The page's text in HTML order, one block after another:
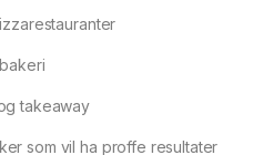
takeaway
som vil ha proffe resultater